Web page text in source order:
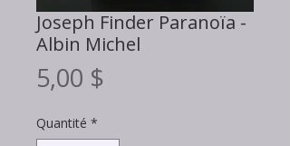
Joseph Finder Paranoïa -
Albin Michel
5,00 $
Quantité *